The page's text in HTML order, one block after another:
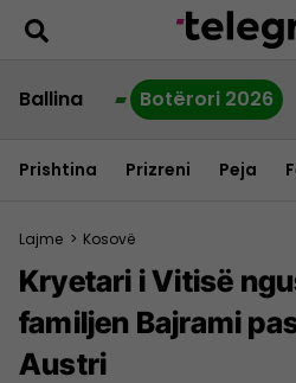
Ballina Botërori 2026
Prishtina Prizreni Peja
Lajme > Kosovë
Kryetari i Vitisë
familjen Bajrami
Austri